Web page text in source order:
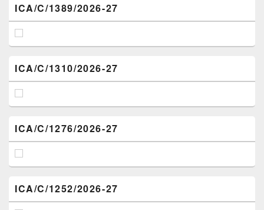
ICA/C/1389/2026-27
ICA/C/1310/2026-27
ICA/C/1276/2026-27
ICA/C/1252/2026-27